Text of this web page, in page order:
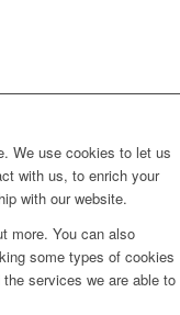
We use cookies to let us
with us, to enrich your
with our website.
more. You can also
some types of cookies
services we are able to